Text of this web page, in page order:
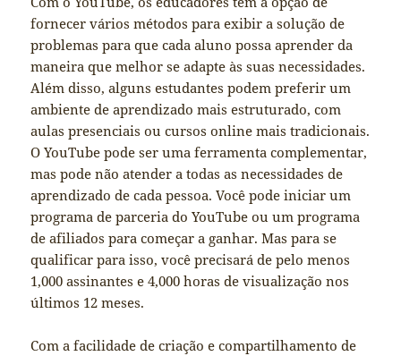
fornecer vários métodos para exibir a solução de
problemas para que cada aluno possa aprender da
maneira que melhor se adapte às suas necessidades.
Além disso, alguns estudantes podem preferir um
ambiente de aprendizado mais estruturado, com
aulas presenciais ou cursos online mais tradicionais.
O YouTube pode ser uma ferramenta complementar,
mas pode não atender a todas as necessidades de
aprendizado de cada pessoa. Você pode iniciar um
programa de parceria do YouTube ou um programa
de afiliados para começar a ganhar. Mas para se
qualificar para isso, você precisará de pelo menos
1,000 assinantes e 4,000 horas de visualização nos
últimos 12 meses.
Com a facilidade de criação e compartilhamento de